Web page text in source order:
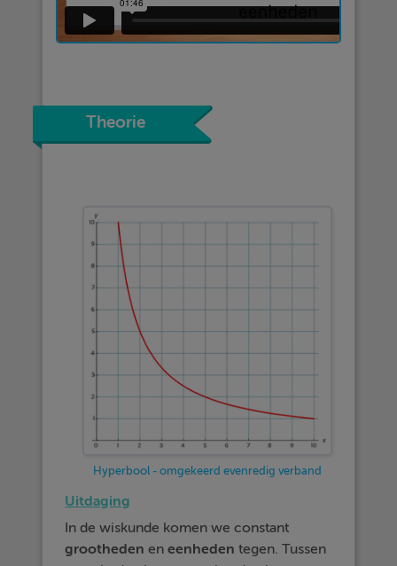
Theorie
Hyperbool - omgekeerd evenredig verband
Uitdaging
In de wiskunde komen we constant
grootheden eneenheden tegen. Tussen